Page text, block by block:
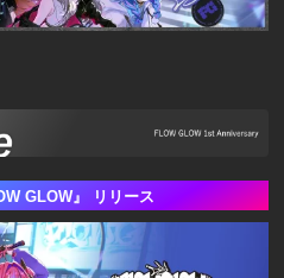
GLOW』 リリース